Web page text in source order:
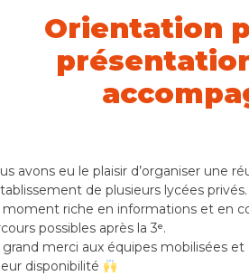
Orientation
avons eu le plaisir d’organiser une
de plusieurs lycées privés.
moment riche en informations et en
possibles après la 3ᵉ.
grand merci aux équipes mobilisées
disponibilité